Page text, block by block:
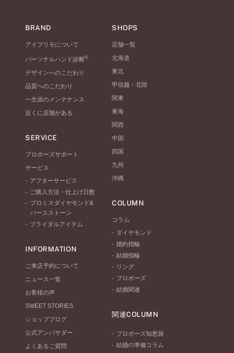
BRAND
アイプリモについて
パーソナルハンド診断®
デザインへのこだわり
品質へのこだわり
一生涯のメンテナンス
近くに店舗がある
SERVICE
プロポーズサポート
サービス
アフターサービス
ご購入方法・仕上げ日数
プロミスダイヤモンド&
バースストーン
ブライダルアイテム
INFORMATION
ご来店予約について
ニュース一覧
お客様の声
SWEET STORIES
ショップブログ
公式アンバサダー
よくあるご質問
SHOPS
店舗一覧
北海道
東北
甲信越・北陸
関東
東海
関西
中国
四国
九州
沖縄
COLUMN
コラム
ダイヤモンド
婚約指輪
結婚指輪
リング
プロポーズ
結婚関連
関連COLUMN
プロポーズ知恵袋
結婚の準備コラム